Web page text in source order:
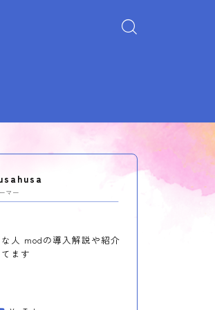
マー
人 modの導入解説や紹介
ます